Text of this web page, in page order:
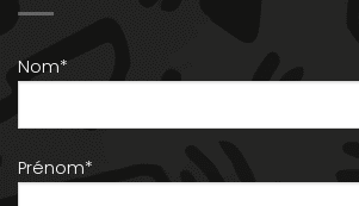
Nom*
Prénom*